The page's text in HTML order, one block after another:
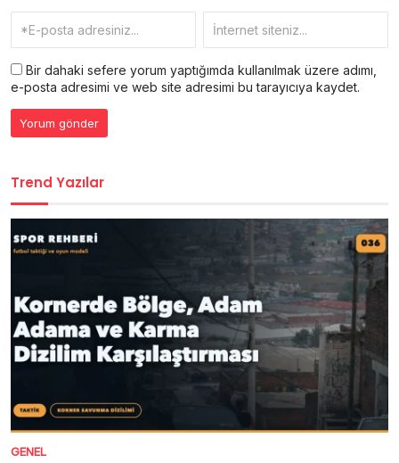
Bir dahaki sefere yorum yaptığımda kullanılmak üzere adımı,
e-posta adresimi ve web site adresimi bu tarayıcıya kaydet.
Trend Yazılar
GENEL